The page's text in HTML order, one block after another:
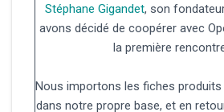
Stéphane Gigandet, son
avons décidé de coopérer avec
la première
Nous importons les fiches produits
dans notre propre base, et en